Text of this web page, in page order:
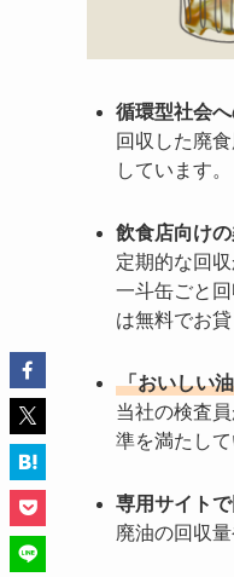
循環型社会
回収した廃
しています。
飲食店向け
定期的な回
一斗缶ごと
は無料でお
「おいしい
当社の検査
準を満たし
専用サイト
廃油の回収